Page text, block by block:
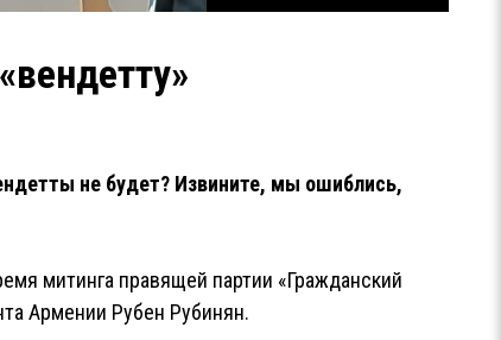
не будет? Извините, мы ошиблись,
митинга правящей партии «Гражданский
Армении Рубен Рубинян.